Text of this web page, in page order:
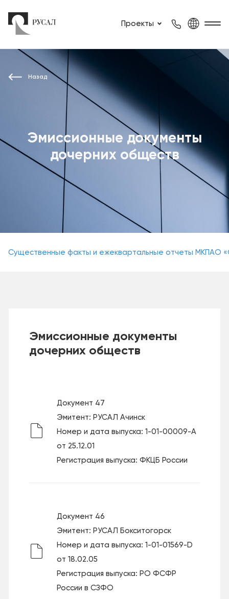
Проекты
Назад
Эмиссионные документы
дочерних обществ
Существенные факты и ежеквартальные отчеты МКПАО
Эмиссионные документы
дочерних обществ
Документ 47
Эмитент: РУСАЛ Ачинск
Номер и дата выпуска: 1-01-00009-А
от 25.12.01
Регистрация выпуска: ФКЦБ России
Документ 46
Эмитент: РУСАЛ Бокситогорск
Номер и дата выпуска: 1-01-01569-D
от 18.02.05
Регистрация выпуска: РО ФСФР
России в СЗФО